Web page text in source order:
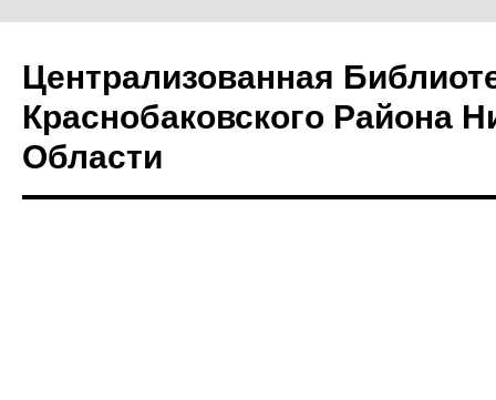
Централизованная
Краснобаковского Района
Области